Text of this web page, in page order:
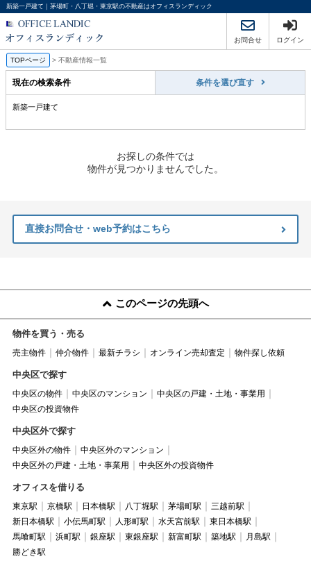
新築一戸建て｜茅場町・八丁堀・東京駅の不動産はオフィスランディック
お問合せ ログイン
TOPページ > 不動産情報一覧
現在の検索条件 条件を選び直す
新築一戸建て
お探しの条件では
物件が見つかりませんでした。
直接お問合せ・web予約はこちら
このページの先頭へ
物件を買う・売る
売主物件 仲介物件 最新チラシ オンライン売却査定 物件探し依頼
中央区で探す
中央区の物件 中央区のマンション
中央区の戸建・土地・事業用
中央区の投資物件
中央区外で探す
中央区外の物件
中央区外のマンション
中央区外の戸建・土地・事業用
中央区外の投資物件
オフィスを借りる
東京駅 京橋駅 日本橋駅 八丁堀駅 茅場町駅
三越前駅
新日本橋駅
小伝馬町駅 人形町駅 水天宮前駅
東日本橋駅
馬喰町駅
浜町駅 銀座駅 東銀座駅 新富町駅 築地駅
月島駅
勝どき駅